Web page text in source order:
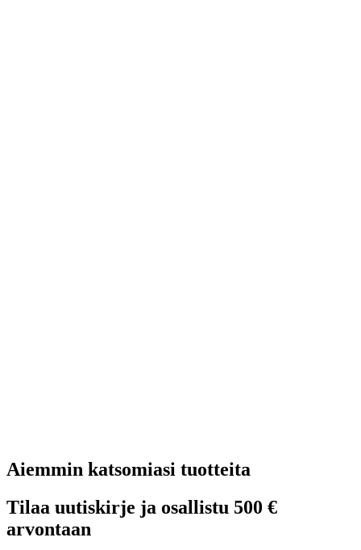
Aiemmin katsomiasi tuotteita
Tilaa uutiskirje ja osallistu 500 €
arvontaan